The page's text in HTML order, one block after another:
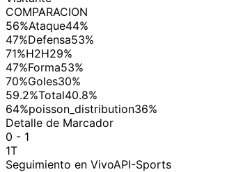
COMPARACION
56%Ataque44%
47%Defensa53%
71%H2H29%
47%Forma53%
70%Goles30%
59.2%Total40.8%
64%poisson_distribution36%
Detalle de Marcador
0 - 1
1T
Seguimiento en VivoAPI-Sports